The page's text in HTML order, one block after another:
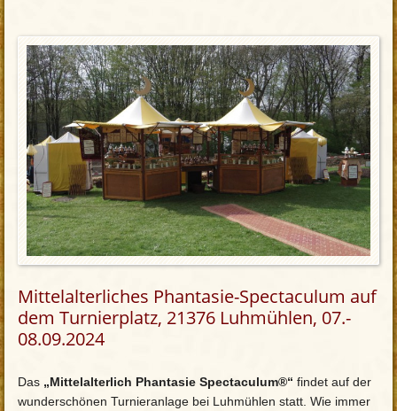
Mittelalterliches Phantasie-Spectaculum auf
dem Turnierplatz, 21376 Luhmühlen, 07.-
08.09.2024
Das „Mittelalterlich Phantasie Spectaculum®“ findet auf der
wunderschönen Turnieranlage bei Luhmühlen statt. Wie immer